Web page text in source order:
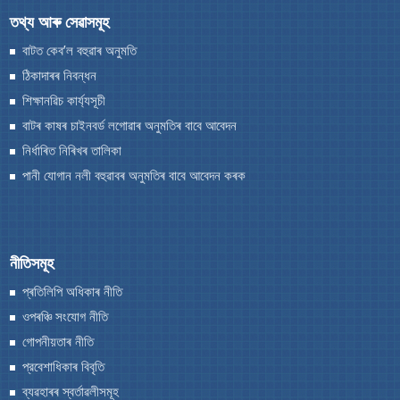
পানী যোগান নলী বহুৱাবৰ অনুমতিৰ বাবে আবেদন কৰক
আঁচনি আৰু প্রকল্পসমূহ
মুখ্যমন্ত্ৰীৰ বিশেষ পেকেজ
চিআৰএফ
মুখ্যমন্ত্ৰীৰ পকী পথ নিৰ্মাণ আঁচনি (MPNA)
উত্তৰ-পূৱ পৰিষদৰ কাৰ্য্যাৱলী
তথ্য আৰু সেৱাসমূহ
বাটত কেব’ল বহুৱাৰ অনুমতি
ঠিকাদাৰৰ নিবন্ধন
শিক্ষানৱিচ কাৰ্য্যসূচী
বাটৰ কাষৰ চাইনবৰ্ড লগোৱাৰ অনুমতিৰ বাবে আবেদন
নিৰ্ধাৰিত নিৰিখৰ তালিকা
পানী যোগান নলী বহুৱাবৰ অনুমতিৰ বাবে আবেদন কৰক
নীতিসমূহ
প্ৰতিলিপি অধিকাৰ নীতি
ওপৰঞ্চি সংযোগ নীতি
গোপনীয়তাৰ নীতি
প্রবেশাধিকাৰ বিবৃতি
ব্যৱহাৰৰ স্বর্তাৱলীসমূহ